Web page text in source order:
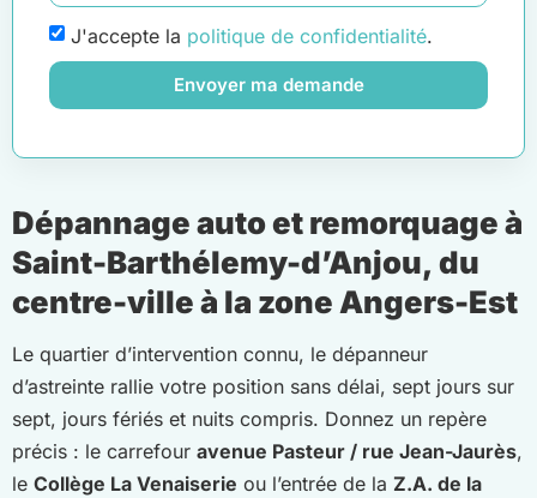
J'accepte la politique de confidentialité.
Envoyer ma demande
Dépannage auto et remorquage à
Saint-Barthélemy-d’Anjou, du
centre-ville à la zone Angers-Est
Le quartier d’intervention connu, le dépanneur
d’astreinte rallie votre position sans délai, sept jours sur
sept, jours fériés et nuits compris. Donnez un repère
précis : le carrefour avenue Pasteur / rue Jean-Jaurès,
le Collège La Venaiserie ou l’entrée de la Z.A. de la